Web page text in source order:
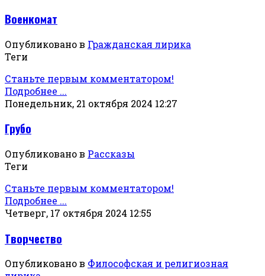
Военкомат
Опубликовано в Гражданская лирика
Теги
Станьте первым комментатором!
Подробнее ...
Понедельник, 21 октября 2024 12:27
Грубо
Опубликовано в Рассказы
Теги
Станьте первым комментатором!
Подробнее ...
Четверг, 17 октября 2024 12:55
Творчество
Опубликовано в Философская и религиозная